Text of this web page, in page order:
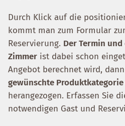
Durch Klick auf die
kommt man zum Formular
Reservierung. Der Termin
Zimmer ist dabei schon
Angebot berechnet wird,
gewünschte Produktkategorie
herangezogen. Erfassen Sie
notwendigen Gast und